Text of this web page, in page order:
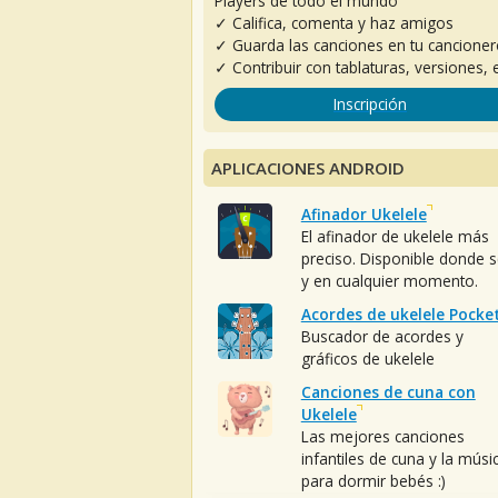
✓ Califica, comenta y haz amigos
✓ Guarda las canciones en tu
✓ Contribuir con tablaturas, versiones,
Inscripción
APLICACIONES ANDROID
Afinador Ukelele
El afinador de ukelele más
preciso. Disponible donde
y en cualquier momento.
Acordes de ukelele
Buscador de acordes y
gráficos de ukelele
Canciones de cuna con
Ukelele
Las mejores canciones
infantiles de cuna y la
para dormir bebés :)